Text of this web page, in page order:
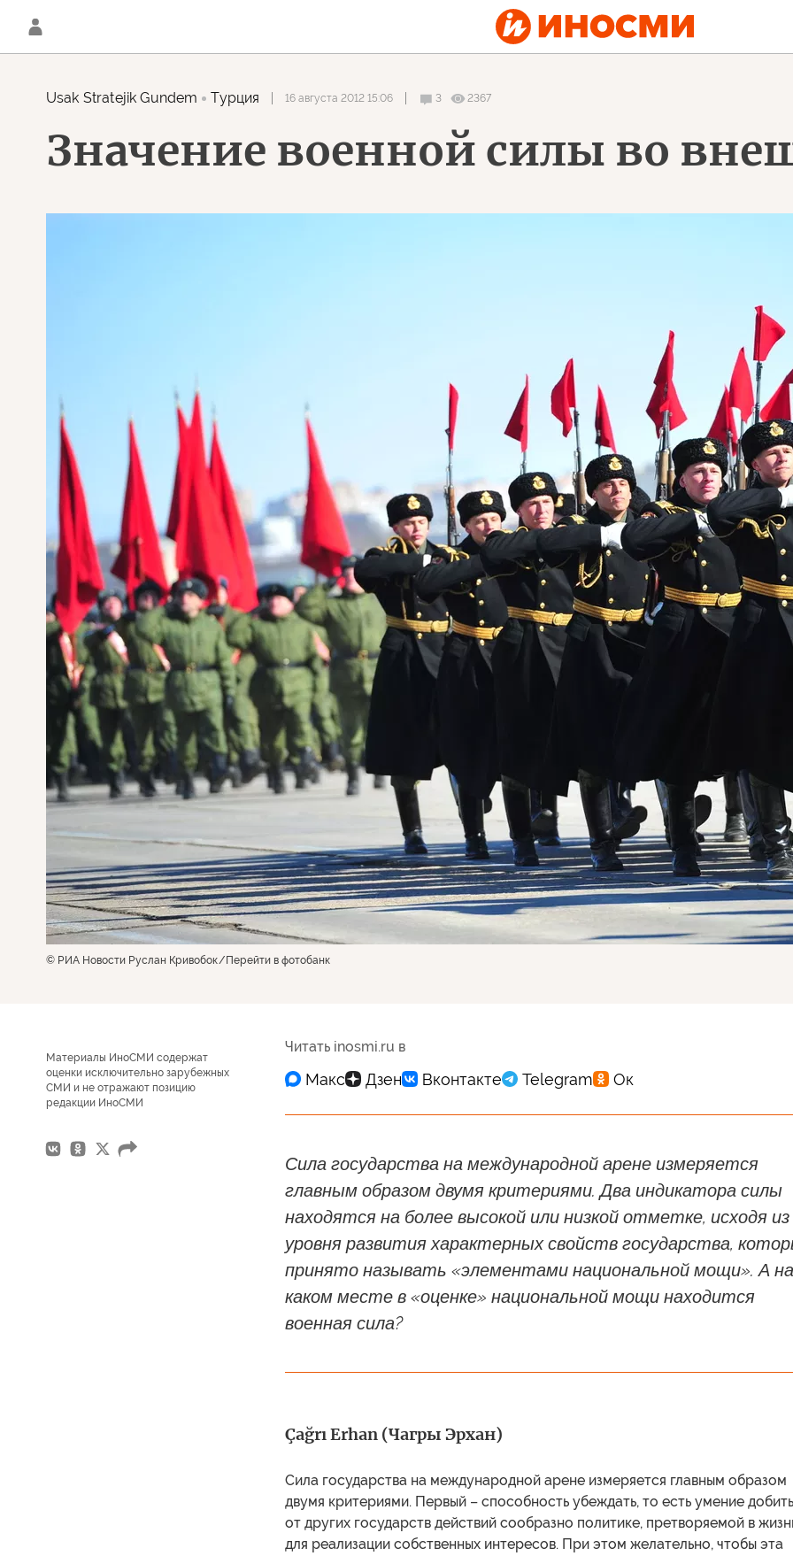
Usak Stratejik Gundem Турция 16 августа 2012 15:06 3 2367
Значение военной силы во
© РИА Новости Руслан Кривобок Перейти в фотобанк
Материалы ИноСМИ содержат
оценки исключительно зарубежных
СМИ и не отражают позицию
редакции ИноСМИ
Читать inosmi.ru в
Сила государства на международной арене измеряется
главным образом двумя критериями. Два индикатора силы
находятся на более высокой или низкой отметке, исходя из
уровня развития характерных свойств государства,
принято называть «элементами национальной мощи». А на
каком месте в «оценке» национальной мощи находится
военная сила?
Çağrı Erhan (Чагры Эрхан)
Сила государства на международной арене измеряется главным образом
двумя критериями. Первый – способность убеждать, то есть умение
от других государств действий сообразно политике, претворяемой в
для реализации собственных интересов. При этом желательно, чтобы эта